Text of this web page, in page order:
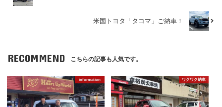
米国トヨタ「タコマ」ご納車！
RECOMMEND こちらの記事も人気です。
information ワクワク納車